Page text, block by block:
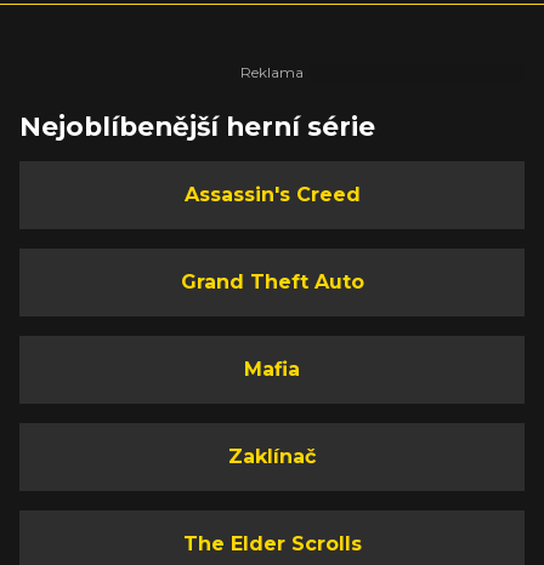
Nejoblíbenější herní série
Assassin's Creed
Grand Theft Auto
Mafia
Zaklínač
The Elder Scrolls